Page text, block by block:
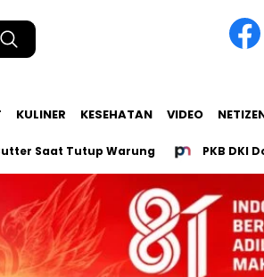
KULINER KESEHATAN VIDEO
Tutup Warung PKB DKI Dorong